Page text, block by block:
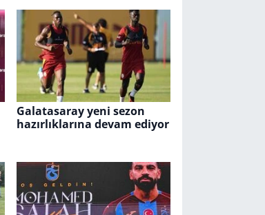
Galatasaray yeni sezon
hazırlıklarına devam ediyor